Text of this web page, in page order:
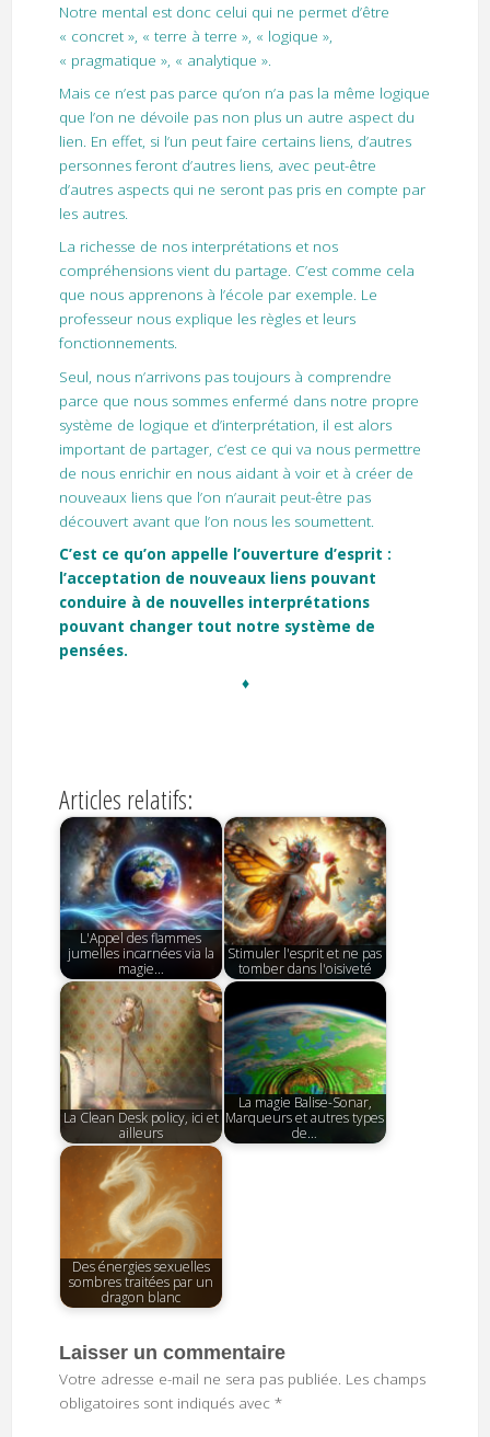
Notre mental est donc celui qui ne permet d’être
« concret », « terre à terre », « logique »,
« pragmatique », « analytique ».
Mais ce n’est pas parce qu’on n’a pas la même logique
que l’on ne dévoile pas non plus un autre aspect du
lien. En effet, si l’un peut faire certains liens, d’autres
personnes feront d’autres liens, avec peut-être
d’autres aspects qui ne seront pas pris en compte par
les autres.
La richesse de nos interprétations et nos
compréhensions vient du partage. C’est comme cela
que nous apprenons à l’école par exemple. Le
professeur nous explique les règles et leurs
fonctionnements.
Seul, nous n’arrivons pas toujours à comprendre
parce que nous sommes enfermé dans notre propre
système de logique et d’interprétation, il est alors
important de partager, c’est ce qui va nous permettre
de nous enrichir en nous aidant à voir et à créer de
nouveaux liens que l’on n’aurait peut-être pas
découvert avant que l’on nous les soumettent.
C’est ce qu’on appelle l’ouverture d’esprit :
l’acceptation de nouveaux liens pouvant
conduire à de nouvelles interprétations
pouvant changer tout notre système de
pensées.
♦
Articles relatifs:
L'Appel des flammes
jumelles incarnées via la
magie…
Stimuler l'esprit et ne pas
tomber dans l'oisiveté
La Clean Desk policy, ici et
ailleurs
La magie Balise-Sonar,
Marqueurs et autres types
de…
Des énergies sexuelles
sombres traitées par un
dragon blanc
Laisser un commentaire
Votre adresse e-mail ne sera pas publiée. Les champs
obligatoires sont indiqués avec *